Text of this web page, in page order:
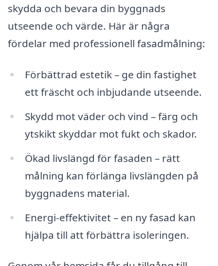
skydda och bevara din byggnads
utseende och värde. Här är några
fördelar med professionell fasadmålning:
Förbättrad estetik – ge din fastighet
ett fräscht och inbjudande utseende.
Skydd mot väder och vind – färg och
ytskikt skyddar mot fukt och skador.
Ökad livslängd för fasaden – rätt
målning kan förlänga livslängden på
byggnadens material.
Energi-effektivitet – en ny fasad kan
hjälpa till att förbättra isoleringen.